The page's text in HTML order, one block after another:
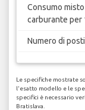
Consumo
carburante per
Numero di posti
Le specifiche mostrate
l'esatto modello e le
specifici è necessario
Bratislava.